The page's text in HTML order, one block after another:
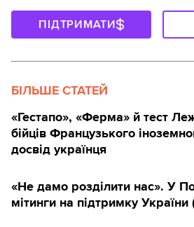
ПІДТРИМАТИ
БІЛЬШЕ СТАТЕЙ
«Гестапо», «Ферма» й тест
бійців Французького
досвід українця
«Не дамо розділити нас». У
мітинги на підтримку